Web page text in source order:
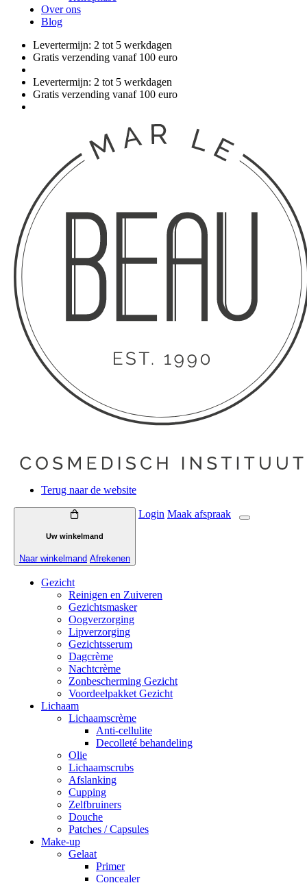
Over ons
Blog
Levertermijn: 2 tot 5 werkdagen
Gratis verzending vanaf 100 euro
Levertermijn: 2 tot 5 werkdagen
Gratis verzending vanaf 100 euro
Terug naar de website
Uw winkelmand
Naar winkelmand Afrekenen
Login Maak afspraak
Gezicht
Reinigen en Zuiveren
Gezichtsmasker
Oogverzorging
Lipverzorging
Gezichtsserum
Dagcrème
Nachtcrème
Zonbescherming Gezicht
Voordeelpakket Gezicht
Lichaam
Lichaamscrème
Anti-cellulite
Decolleté behandeling
Olie
Lichaamscrubs
Afslanking
Cupping
Zelfbruiners
Douche
Patches / Capsules
Make-up
Gelaat
Primer
Concealer